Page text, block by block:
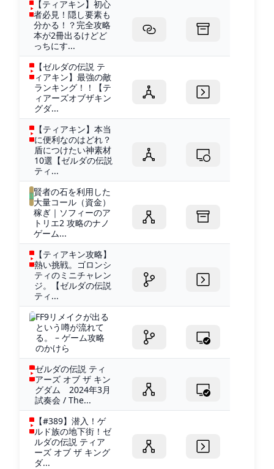
【ティアキン】初心
者必見！隠し要素も
分かる！？完全攻略
本が2冊出るけどど
っちにす...
【ゼルダの伝説 テ
ィアキン】最強の敵
ランキング！！【テ
ィアーズオブザキン
グダ...
【ティアキン】本当
に便利なのはどれ？
盾につけたい神素材
10選【ゼルダの伝説
ティ...
賢者の石を利用した
大量コール（資金）
稼ぎ｜ソフィーのア
トリエ2 攻略のナノ
ゲーム...
【ティアキン攻略】
熱い挑戦。ゴロンシ
ティのミニチャレン
ジ。【ゼルダの伝説
ティ...
FF9リメイクが出る
という噂が流れて
る。 – ゲーム攻略
のかけら
ゼルダの伝説 ティ
アーズ オブ ザ キン
グダム 2024年3月
試奏会 / The...
【#389】潜入！ゲ
ルド族の地下街！ゼ
ルダの伝説 ティア
ーズ オブ ザ キング
ダ...